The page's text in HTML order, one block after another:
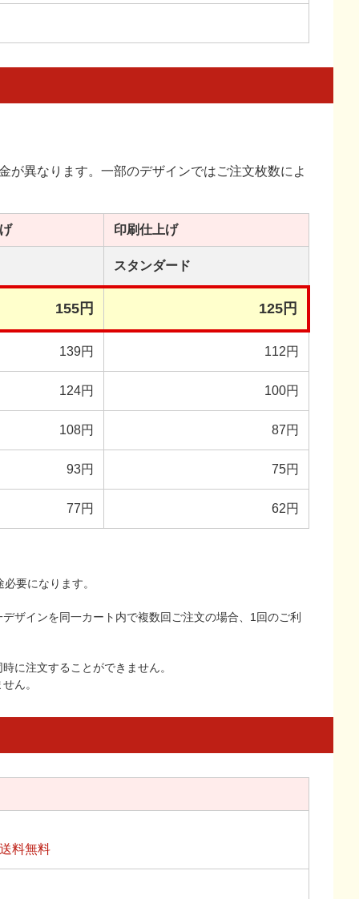
が異なります。一部のデザインではご注文枚数によ
印刷仕上げ
スタンダード
155円 125円
139円 112円
124円 100円
108円 87円
93円 75円
77円 62円
要になります。
ザインを同一カート内で複数回ご注文の場合、1回のご利
に注文することができません。
ん。
料無料